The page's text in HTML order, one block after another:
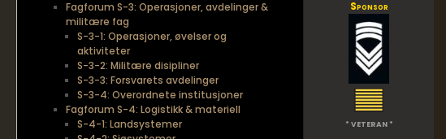
Sponsor
* VETERAN *
Fagforum S-3: Operasjoner, avdelinger &
militære fag
S-3-1: Operasjoner, øvelser og
aktiviteter
S-3-2: Militære disipliner
S-3-3: Forsvarets avdelinger
S-3-4: Overordnete institusjoner
Fagforum S-4: Logistikk & materiell
S-4-1: Landsystemer